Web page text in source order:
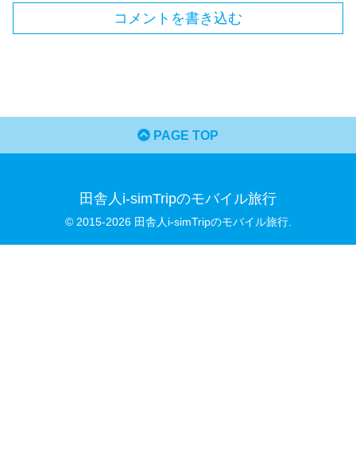
コメントを書き込む
PAGE TOP
田舎人i-simTripのモバイル旅行
© 2015-2026 田舎人i-simTripのモバイル旅行.